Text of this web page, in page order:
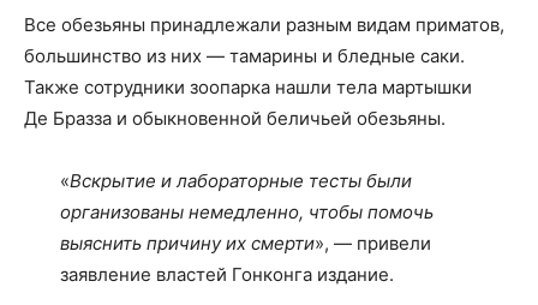
Все обезьяны принадлежали разным видам приматов,
большинство из них — тамарины и бледные саки.
Также сотрудники зоопарка нашли тела мартышки
Де Бразза и обыкновенной беличьей обезьяны.
«Вскрытие и лабораторные тесты были
организованы немедленно, чтобы помочь
выяснить причину их смерти», — привели
заявление властей Гонконга издание.